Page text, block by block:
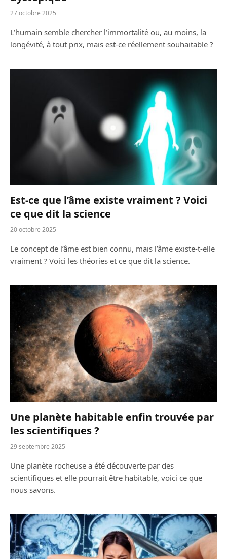
27 octobre 2025
L’humain semble chercher l’immortalité ou, au moins, la
longévité, à tout prix, mais est-ce réellement souhaitable ?
Est-ce que l’âme existe vraiment ? Voici
ce que dit la science
20 octobre 2025
Le concept de l’âme est bien connu, mais l’âme existe-t-elle
vraiment ? Voici les théories et ce que dit la science.
Une planète habitable enfin trouvée par
les scientifiques ?
29 septembre 2025
Une planète rocheuse a été découverte par des
scientifiques et elle pourrait être habitable, voici ce que
nous savons.